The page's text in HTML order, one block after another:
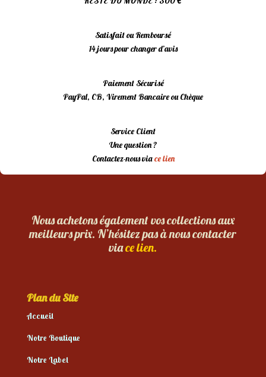
Satisfait ou Remboursé
14 jours pour changer d’avis
Paiement Sécurisé
PayPal, CB, Virement Bancaire ou Chèque
Service Client
Une question ?
Contactez-nous viace lien
Nous achetons également vos collections aux
meilleurs prix. N’hésitez pas à nous contacter
viace lien.
Plan du Site
Accueil
Notre Boutique
Notre Label